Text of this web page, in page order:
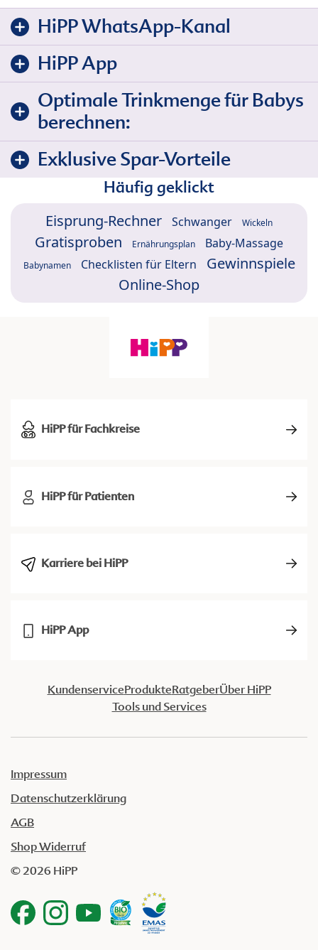
HiPP WhatsApp-Kanal
HiPP App
Optimale Trinkmenge für Babys
berechnen:
Exklusive Spar-Vorteile
Häufig geklickt
Eisprung-Rechner Schwanger Wickeln
Gratisproben Ernährungsplan Baby-Massage
Babynamen Checklisten für Eltern
Gewinnspiele
Online-Shop
HiPP für Fachkreise
HiPP für Patienten
Karriere bei HiPP
HiPP App
KundenserviceProdukteRatgeberÜber HiPP
Tools und Services
Impressum
Datenschutzerklärung
AGB
Shop Widerruf
© 2026 HiPP